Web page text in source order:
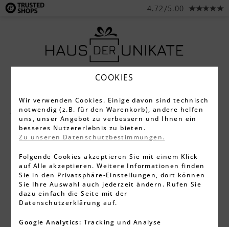
4.72/5.00
Alle Produkte Taschenmesser
COOKIES
Wir verwenden Cookies. Einige davon sind technisch
notwendig (z.B. für den Warenkorb), andere helfen
uns, unser Angebot zu verbessern und Ihnen ein
besseres Nutzererlebnis zu bieten.
Zu unseren Datenschutzbestimmungen.
Folgende Cookies akzeptieren Sie mit einem Klick
auf Alle akzeptieren. Weitere Informationen finden
Sie in den Privatsphäre-Einstellungen, dort können
Sie Ihre Auswahl auch jederzeit ändern. Rufen Sie
dazu einfach die Seite mit der
Datenschutzerklärung auf.
Google Analytics: Tracking und Analyse